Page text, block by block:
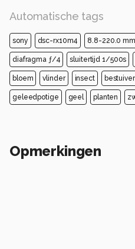
Automatische tags
sony dsc-rx10m4 8.8-220.0
diafragma ƒ/4 sluitertijd 1/500s
bloem vlinder insect bestuiver
geleedpotige geel planten
Opmerkingen